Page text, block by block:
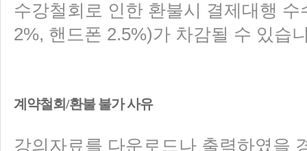
수강철회로 인한 환불시 결제대행 수
2%, 핸드폰 2.5%)가 차감될 수 있습
계약철회/환불 불가 사유
강의자료를 다운로드나 출력하였을